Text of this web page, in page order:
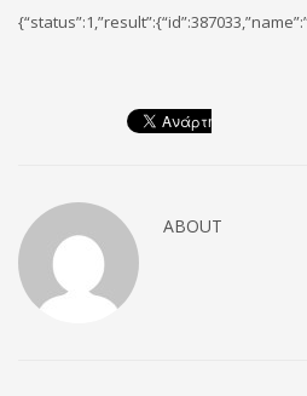
ABOUT